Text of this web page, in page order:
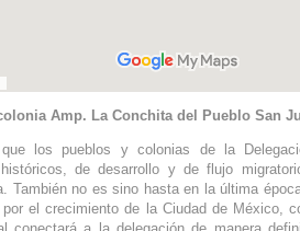
Amp. La Conchita del Pueblo San
los pueblos y colonias de la
de desarrollo y de flujo
También no es sino hasta en la última
el crecimiento de la Ciudad de México,